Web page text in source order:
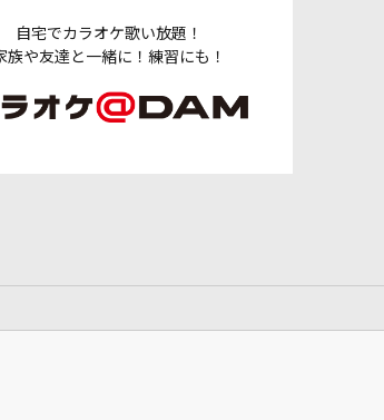
自宅でカラオケ歌い放題！
族や友達と一緒に！練習にも！